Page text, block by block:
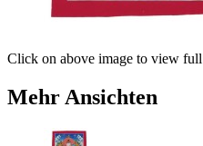
Click on above image to view
Mehr Ansichten